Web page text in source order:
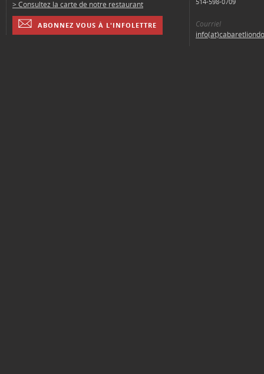
> Consultez la carte de notre restaurant
ABONNEZ VOUS À L'INFOLETTRE
Courriel